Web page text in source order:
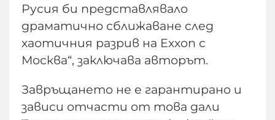
Русия би представлявало
драматично сближаване след
хаотичния разрив на Exxon с
Москва“, заключава авторът.
Завръщането не е гарантирано и
зависи отчасти от това дали